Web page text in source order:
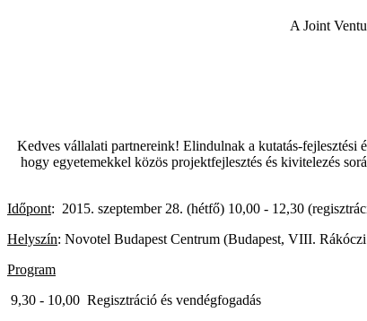
A Joint
Kedves vállalati partnereink! Elindulnak a kutatás-fejlesztési
hogy egyetemekkel közös projektfejlesztés és kivitelezés
Időpont: 2015. szeptember 28. (hétfő) 10,00 - 12,30
Helyszín: Novotel Budapest Centrum (Budapest, VIII.
Program
9,30 - 10,00 Regisztráció és vendégfogadás